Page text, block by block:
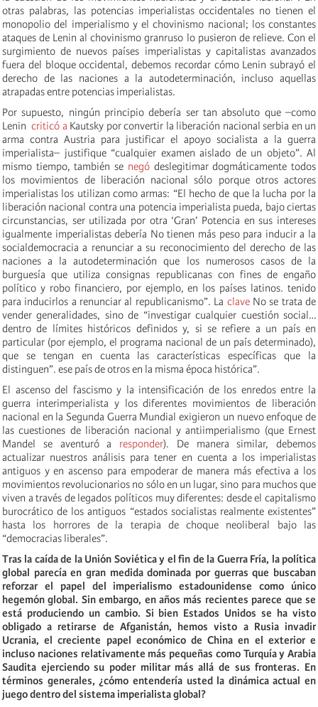
otras palabras, las potencias imperialistas occidentales no tienen el
monopolio del imperialismo y el chovinismo nacional; los constantes
ataques de Lenin al chovinismo granruso lo pusieron de relieve. Con el
surgimiento de nuevos países imperialistas y capitalistas avanzados
fuera del bloque occidental, debemos recordar cómo Lenin subrayó el
derecho de las naciones a la autodeterminación, incluso aquellas
atrapadas entre potencias imperialistas.
Por supuesto, ningún principio debería ser tan absoluto que –como
Lenin criticó a Kautsky por convertir la liberación nacional serbia en un
arma contra Austria para justificar el apoyo socialista a la guerra
imperialista– justifique “cualquier examen aislado de un objeto”. Al
mismo tiempo, también se negódeslegitimar dogmáticamente todos
los movimientos de liberación nacional sólo porque otros actores
imperialistas los utilizan como armas: “El hecho de que la lucha por la
liberación nacional contra una potencia imperialista pueda, bajo ciertas
circunstancias, ser utilizada por otra ‘Gran’ Potencia en sus intereses
igualmente imperialistas debería No tienen más peso para inducir a la
socialdemocracia a renunciar a su reconocimiento del derecho de las
naciones a la autodeterminación que los numerosos casos de la
burguesía que utiliza consignas republicanas con fines de engaño
político y robo financiero, por ejemplo, en los países latinos. tenido
para inducirlos a renunciar al republicanismo”. La clave No se trata de
vender generalidades, sino de “investigar cualquier cuestión social…
dentro de límites históricos definidos y, si se refiere a un país en
particular (por ejemplo, el programa nacional de un país determinado),
que se tengan en cuenta las características específicas que la
distinguen”. ese país de otros en la misma época histórica”.
El ascenso del fascismo y la intensificación de los enredos entre la
guerra interimperialista y los diferentes movimientos de liberación
nacional en la Segunda Guerra Mundial exigieron un nuevo enfoque de
las cuestiones de liberación nacional y antiimperialismo (que Ernest
Mandel se aventuró a responder). De manera similar, debemos
actualizar nuestros análisis para tener en cuenta a los imperialistas
antiguos y en ascenso para empoderar de manera más efectiva a los
movimientos revolucionarios no sólo en un lugar, sino para muchos que
viven a través de legados políticos muy diferentes: desde el capitalismo
burocrático de los antiguos “estados socialistas realmente existentes”
hasta los horrores de la terapia de choque neoliberal bajo las
“democracias liberales”.
Tras la caída de la Unión Soviética y el fin de la Guerra Fría, la política
global parecía en gran medida dominada por guerras que buscaban
reforzar el papel del imperialismo estadounidense como único
hegemón global. Sin embargo, en años más recientes parece que se
está produciendo un cambio. Si bien Estados Unidos se ha visto
obligado a retirarse de Afganistán, hemos visto a Rusia invadir
Ucrania, el creciente papel económico de China en el exterior e
incluso naciones relativamente más pequeñas como Turquía y Arabia
Saudita ejerciendo su poder militar más allá de sus fronteras. En
términos generales, ¿cómo entendería usted la dinámica actual en
juego dentro del sistema imperialista global?